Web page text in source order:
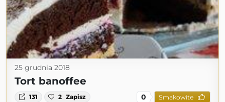
25 grudnia 2018
Tort banoffee
131 2 Zapisz 0 Smakowite